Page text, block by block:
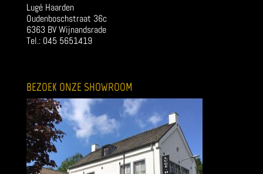
Lugé Haarden
Oudenboschstraat 36c
6363 BV Wijnandsrade
Tel.: 045 5651419
BEZOEK ONZE SHOWROOM